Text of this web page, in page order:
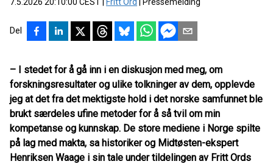
Del
– I stedet for å gå inn i en diskusjon med meg, om
forskningsresultater og ulike tolkninger av dem, opplevde
jeg at det fra det mektigste hold i det norske samfunnet ble
brukt særdeles ufine metoder for å så tvil om min
kompetanse og kunnskap. De store mediene i Norge spilte
på lag med makta, sa historiker og Midtøsten-ekspert
Henriksen Waage i sin tale under tildelingen av Fritt Ords